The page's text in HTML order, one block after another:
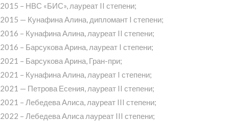
2015 – НВС «БИС», лауреат II степени;
2015 — Кунафина Алина, дипломант I степени;
2016 – Кунафина Алина, лауреат II степени;
2016 – Барсукова Арина, лауреат I степени;
2021 – Барсукова Арина, Гран-при;
2021 – Кунафина Алина, лауреат I степени;
2021 — Петрова Есения, лауреат II степени;
2021 – Лебедева Алиса, лауреат III степени;
2022 – Лебедева Алиса лауреат III степени;